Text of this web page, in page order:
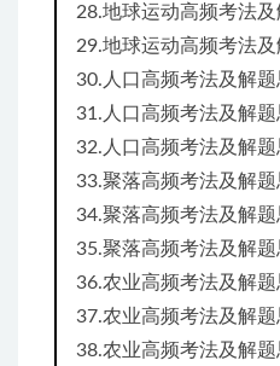
28.地球运动高频考法
29.地球运动高频考法
30.人口高频考法及解
31.人口高频考法及解
32.人口高频考法及解
33.聚落高频考法及解
34.聚落高频考法及解
35.聚落高频考法及解
36.农业高频考法及解
37.农业高频考法及解
38.农业高频考法及解